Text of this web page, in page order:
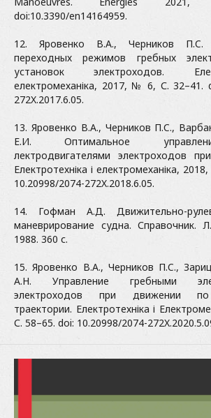
doi:10.3390/en14164959.
12. Яровенко В.А., Черников
переходных режимов гребных
установок электроходов.
електромеханіка, 2017, № 6, С. 32–41.
272X.2017.6.05.
13. Яровенко В.А., Черников П.C.,
Е.И. Оптимальное
лектродвигателями электроходов
Електротехніка і електромеханіка,
10.20998/2074-272X.2018.6.05.
14. Гофман А.Д. Движительно-
маневрирование судна. Справочник.
1988. 360 с.
15. Яровенко В.А., Черников П.C.,
А.Н. Управление гребными
электроходов при движении по
траектории. Електротехніка і
С. 58–65. doi: 10.20998/2074-